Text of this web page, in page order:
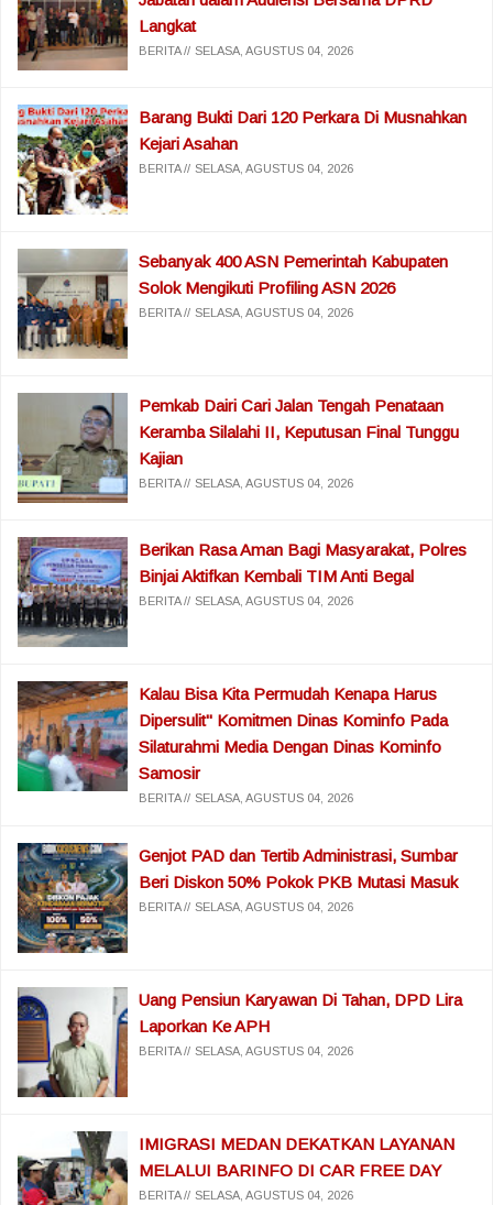
Langkat
BERITA SELASA, AGUSTUS 04, 2026
Barang Bukti Dari 120 Perkara Di Musnahkan
Kejari Asahan
BERITA SELASA, AGUSTUS 04, 2026
Sebanyak 400 ASN Pemerintah Kabupaten
Solok Mengikuti Profiling ASN 2026
BERITA SELASA, AGUSTUS 04, 2026
Pemkab Dairi Cari Jalan Tengah Penataan
Keramba Silalahi II, Keputusan Final Tunggu
Kajian
BERITA SELASA, AGUSTUS 04, 2026
Berikan Rasa Aman Bagi Masyarakat, Polres
Binjai Aktifkan Kembali TIM Anti Begal
BERITA SELASA, AGUSTUS 04, 2026
Kalau Bisa Kita Permudah Kenapa Harus
Dipersulit" Komitmen Dinas Kominfo Pada
Silaturahmi Media Dengan Dinas Kominfo
Samosir
BERITA SELASA, AGUSTUS 04, 2026
Genjot PAD dan Tertib Administrasi, Sumbar
Beri Diskon 50% Pokok PKB Mutasi Masuk
BERITA SELASA, AGUSTUS 04, 2026
Uang Pensiun Karyawan Di Tahan, DPD Lira
Laporkan Ke APH
BERITA SELASA, AGUSTUS 04, 2026
IMIGRASI MEDAN DEKATKAN LAYANAN
MELALUI BARINFO DI CAR FREE DAY
BERITA SELASA, AGUSTUS 04, 2026